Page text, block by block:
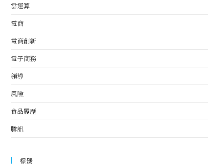
雲運算
電商
電商創新
電子商務
領導
風險
食品履歷
騰訊
標籤